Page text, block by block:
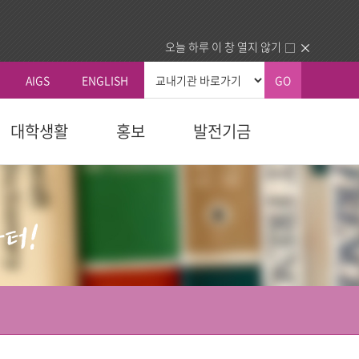
오늘 하루 이 창 열지 않기
AIGS ENGLISH GO
총장소개
주요활동
대학정보
교육대학원
다문화교육복지대학원
휴/복학 안내
장학안내
대학생활
동문회
건의함
분실물
홍보
국외 교류기관
동문교회/기관 인증제
발전기금